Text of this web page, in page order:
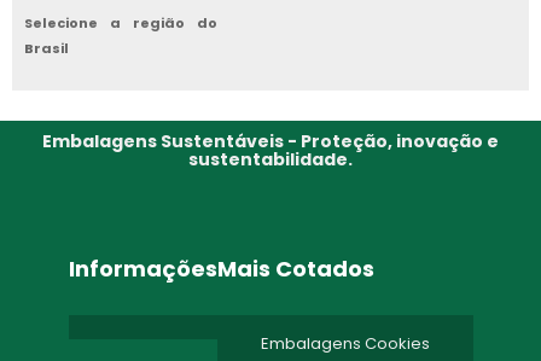
Selecione a região do
Brasil
Embalagens Sustentáveis - Proteção, inovação e
sustentabilidade.
InformaçõesMais Cotados
Embalagens Cookies